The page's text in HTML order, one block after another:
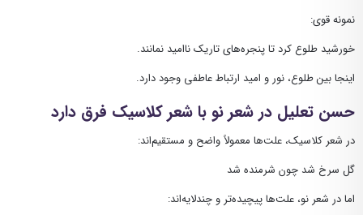
نمونه قوی:
خورشید طلوع کرد تا پنجره‌های تاریک ناامید نمانند.
اینجا بین طلوع، نور و امید ارتباط عاطفی وجود دارد.
حسن تعلیل در شعر نو با شعر کلاسیک فرق دارد
در شعر کلاسیک، علت‌ها معمولاً واضح و مستقیم‌اند:
گل سرخ شد چون شرمنده شد
اما در شعر نو، علت‌ها پیچیده‌تر و چندلایه‌اند: